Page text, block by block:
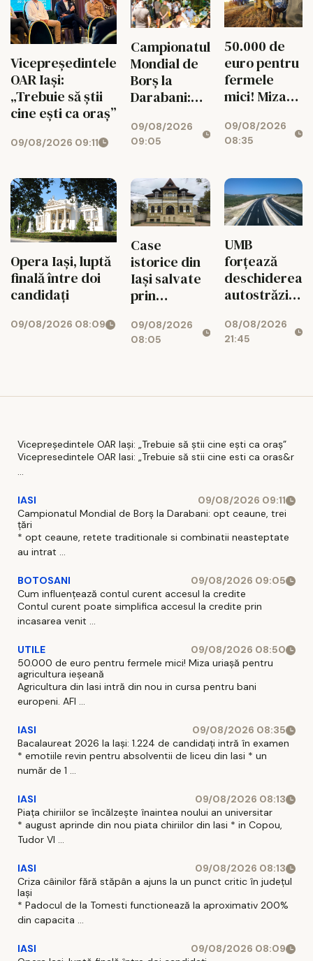
Vicepreședintele
OAR Iași:
„Trebuie să știi
cine ești ca oraș”
09/08/2026 09:11
Campionatul
Mondial de
Borș la
Darabani:
trei țări
09/08/2026
09:05
50.000 de
euro pentru
fermele
mici! Miza
pentru
agricultura
09/08/2026
08:35
Opera Iași, luptă
finală între doi
candidați
09/08/2026 08:09
Case
istorice din
Iași salvate
prin
clinici și
birouri
09/08/2026
08:05
UMB
forțează
deschiderea
autostrăzii
la Bacău
08/08/2026
21:45
Vicepreședintele OAR Iași: „Trebuie să știi cine ești ca oraș”
Vicepresedintele OAR Iasi: „Trebuie să stii cine esti ca oras&r
...
IASI
09/08/2026 09:11
Campionatul Mondial de Borș la Darabani: opt ceaune, trei
țări
* opt ceaune, retete traditionale si combinatii neasteptate
au intrat ...
BOTOSANI
09/08/2026 09:05
Cum influențează contul curent accesul la credite
Contul curent poate simplifica accesul la credite prin
incasarea venit ...
UTILE
09/08/2026 08:50
50.000 de euro pentru fermele mici! Miza uriașă pentru
agricultura ieșeană
Agricultura din Iasi intră din nou in cursa pentru bani
europeni. AFI ...
IASI
09/08/2026 08:35
Bacalaureat 2026 la Iași: 1.224 de candidați intră în examen
* emotiile revin pentru absolventii de liceu din Iasi * un
număr de 1 ...
IASI
09/08/2026 08:13
Piața chiriilor se încălzește înaintea noului an universitar
* august aprinde din nou piata chiriilor din Iasi * in Copou,
Tudor Vl ...
IASI
09/08/2026 08:13
Criza câinilor fără stăpân a ajuns la un punct critic în județul
Iași
* Padocul de la Tomesti functionează la aproximativ 200%
din capacita ...
IASI
09/08/2026 08:09